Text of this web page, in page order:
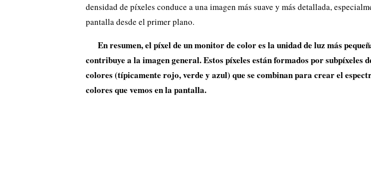
densidad de píxeles conduce a una imagen más suave y más detallada,
pantalla desde el primer plano.
En resumen, el píxel de un monitor de color es la unidad de luz más
contribuye a la imagen general. Estos píxeles están formados por subpíxeles
colores (típicamente rojo, verde y azul) que se combinan para crear el
colores que vemos en la pantalla.